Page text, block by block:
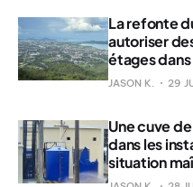
La refonte
autoriser
étages
JASON K. 29
Une cuve
dans les
situation